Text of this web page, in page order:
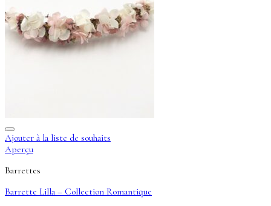
Ajouter à la liste de souhaits
Aperçu
Barrettes
Barrette Lilla – Collection Romantique